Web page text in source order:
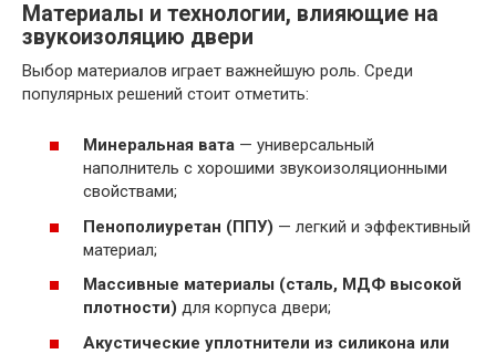
Материалы и технологии, влияющие на
звукоизоляцию двери
Выбор материалов играет важнейшую роль. Среди
популярных решений стоит отметить:
Минеральная вата — универсальный
наполнитель с хорошими звукоизоляционными
свойствами;
Пенополиуретан (ППУ) — легкий и эффективный
материал;
Массивные материалы (сталь, МДФ высокой
плотности) для корпуса двери;
Акустические уплотнители из силикона или